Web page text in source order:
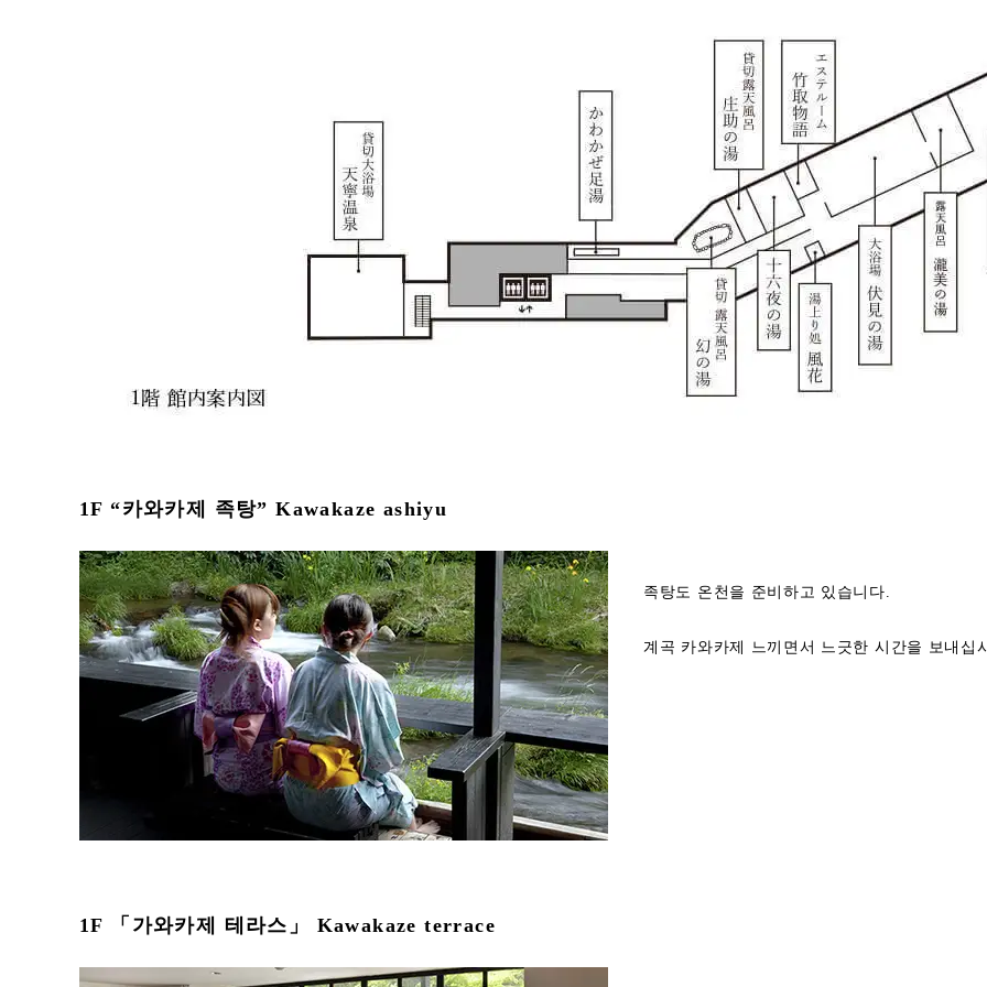
1F “카와카제 족탕” Kawakaze ashiyu
족탕도 온천을 준비하고 있습니다.
계곡 카와카제 느끼면서 느긋한 시간을 보내십
1F 「가와카제 테라스」 Kawakaze terrace